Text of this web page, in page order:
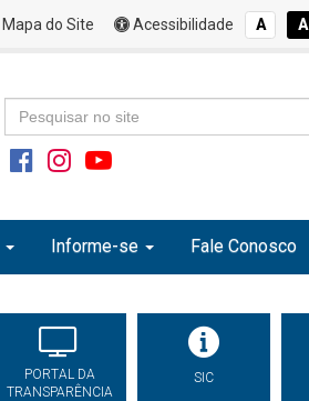
Mapa do Site Acessibilidade A A
Informe-se Fale Conosco
PORTAL DA
TRANSPARÊNCIA
SIC